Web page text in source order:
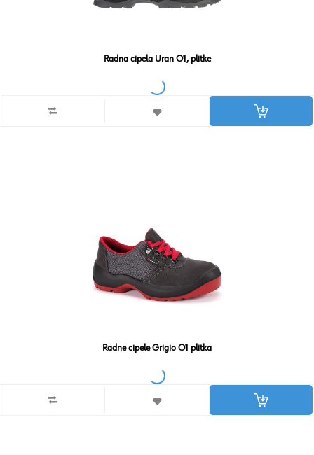
Radna cipela Uran O1, plitke
Radne cipele Grigio O1 plitka